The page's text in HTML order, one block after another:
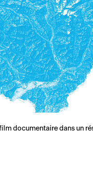
documentaire dans un